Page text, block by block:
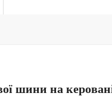
шини на